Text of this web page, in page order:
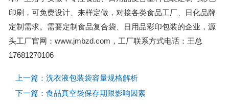
印刷，可免费设计、来样定做，对接各类食品工厂、日化品牌
定制需求。需要定制食品复合袋、日用品彩印包装的企业，源
头工厂官网：www.jmbzd.com，工厂联系方式电话：王总
17681270106
上一篇：洗衣液包装袋容量规格解析
下一篇：食品真空袋保存期限影响因素